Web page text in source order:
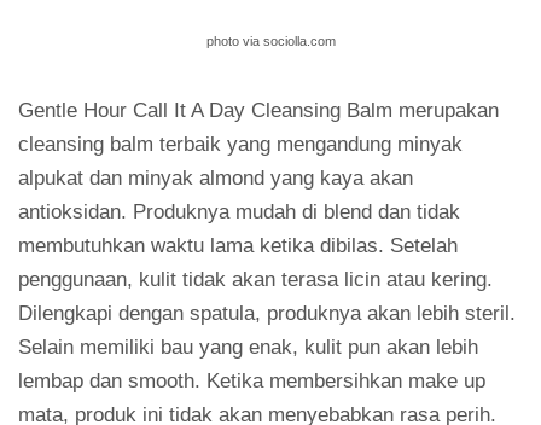
photo via sociolla.com
Gentle Hour Call It A Day Cleansing Balm merupakan
cleansing balm terbaik yang mengandung minyak
alpukat dan minyak almond yang kaya akan
antioksidan. Produknya mudah di blend dan tidak
membutuhkan waktu lama ketika dibilas. Setelah
penggunaan, kulit tidak akan terasa licin atau kering.
Dilengkapi dengan spatula, produknya akan lebih steril.
Selain memiliki bau yang enak, kulit pun akan lebih
lembap dan smooth. Ketika membersihkan make up
mata, produk ini tidak akan menyebabkan rasa perih.